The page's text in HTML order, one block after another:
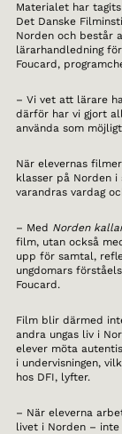
Materialet har
Det Danske
Norden och består
lärarhandledning
Foucard,
– Vi vet att lärare
därför har vi gjort
använda som
När elevernas
klasser på Norden
varandras vardag
– Med Norden
film, utan också
upp för samtal,
ungdomars
Foucard.
Film blir därmed
andra ungas liv i
elever möta
i undervisningen,
hos DFI, lyfter.
– När eleverna
livet i Norden –